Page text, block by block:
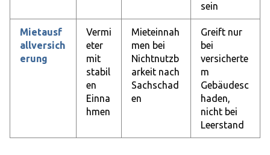
sein
Mietausf
allversich
erung
Vermi
eter
mit
stabil
en
Einna
hmen
Mieteinnah
men bei
Nichtnutzb
arkeit nach
Sachschad
en
Greift nur
bei
versicherte
m
Gebäudesc
haden,
nicht bei
Leerstand